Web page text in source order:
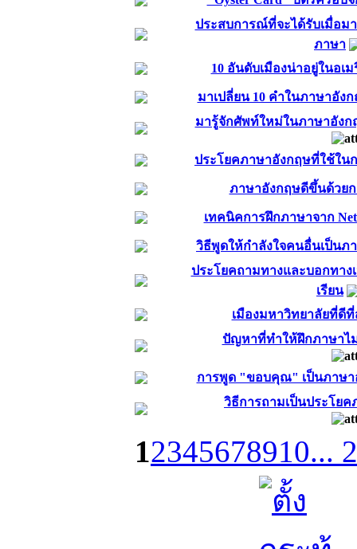
ประสบการณ์ที่จะได้รับเมื่อม
ภาษา
10 อันดับเมืองน่าอยู่ในอเม
มาเปลี่ยน 10 คำในภาษาอัง
มารู้จักศัพท์ใหม่ในภาษาอังก
ประโยคภาษาอังกฤษที่ใช้ใน
ภาษาอังกฤษดีขึ้นด้วยก
เทคนิคการฝึกภาษาจาก
วิธีพูดให้กำลังใจคนอื่นเป็นภ
ประโยคถามทางและบอกทา
เรียน
เมืองมหาวิทยาลัยที่ดีที่
ปัญหาที่ทำให้ฝึกภาษาไ
การพูด "ขอบคุณ" เป็นภาษา
วิธีการถามเป็นประโย
12345678910...